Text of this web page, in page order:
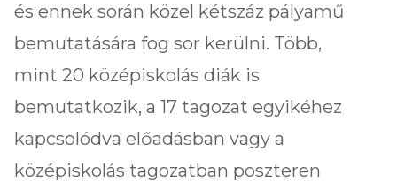
és ennek során közel kétszáz pályamű
bemutatására fog sor kerülni. Több,
mint 20 középiskolás diák is
bemutatkozik, a 17 tagozat egyikéhez
kapcsolódva előadásban vagy a
középiskolás tagozatban poszteren